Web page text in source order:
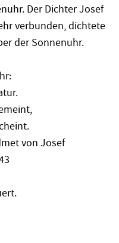
Der Dichter Josef
verbunden, dichtete
der Sonnenuhr.
von Josef